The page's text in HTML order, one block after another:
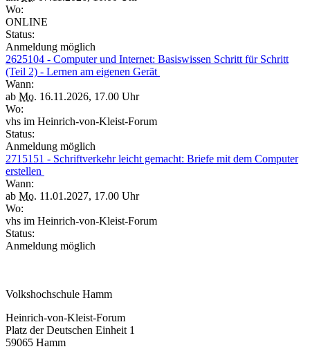
Wo:
ONLINE
Status:
Anmeldung möglich
2625104 - Computer und Internet: Basiswissen Schritt für Schritt
(Teil 2) - Lernen am eigenen Gerät
Wann:
ab Mo. 16.11.2026, 17.00 Uhr
Wo:
vhs im Heinrich-von-Kleist-Forum
Status:
Anmeldung möglich
2715151 - Schriftverkehr leicht gemacht: Briefe mit dem Computer
erstellen
Wann:
ab Mo. 11.01.2027, 17.00 Uhr
Wo:
vhs im Heinrich-von-Kleist-Forum
Status:
Anmeldung möglich
Volkshochschule Hamm
Heinrich-von-Kleist-Forum
Platz der Deutschen Einheit 1
59065 Hamm